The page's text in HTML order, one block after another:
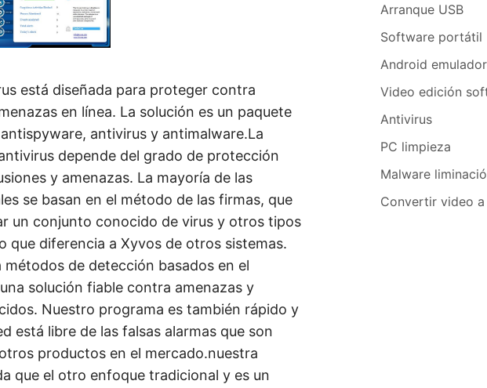
está diseñada para proteger contra
en línea. La solución es un paquete
antivirus y antimalware.La
depende del grado de protección
y amenazas. La mayoría de las
se basan en el método de las firmas, que
un conjunto conocido de virus y otros tipos
que diferencia a Xyvos de otros sistemas.
de detección basados en el
solución fiable contra amenazas y
Nuestro programa es también rápido y
está libre de las falsas alarmas que son
productos en el mercado.nuestra
que el otro enfoque tradicional y es un
Arranque USB
Software portátil
Android
Video edición
Antivirus
PC limpieza
Malware
Convertir video